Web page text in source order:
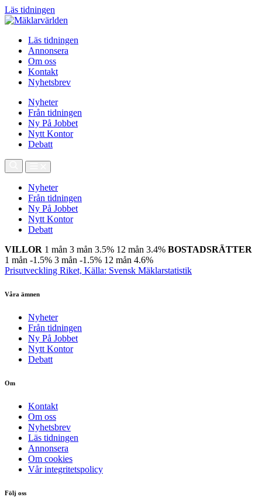
Läs tidningen
Läs tidningen
Annonsera
Om oss
Kontakt
Nyhetsbrev
Nyheter
Från tidningen
Ny På Jobbet
Nytt Kontor
Debatt
Nyheter
Från tidningen
Ny På Jobbet
Nytt Kontor
Debatt
VILLOR 1 mån 3 mån 3.5% 12 mån 3.4% BOSTADSRÄTTER
1 mån -1.5% 3 mån -1.5% 12 mån 4.6%
Prisutveckling Riket, Källa: Svensk Mäklarstatistik
Våra ämnen
Nyheter
Från tidningen
Ny På Jobbet
Nytt Kontor
Debatt
Om
Kontakt
Om oss
Nyhetsbrev
Läs tidningen
Annonsera
Om cookies
Vår integritetspolicy
Följ oss